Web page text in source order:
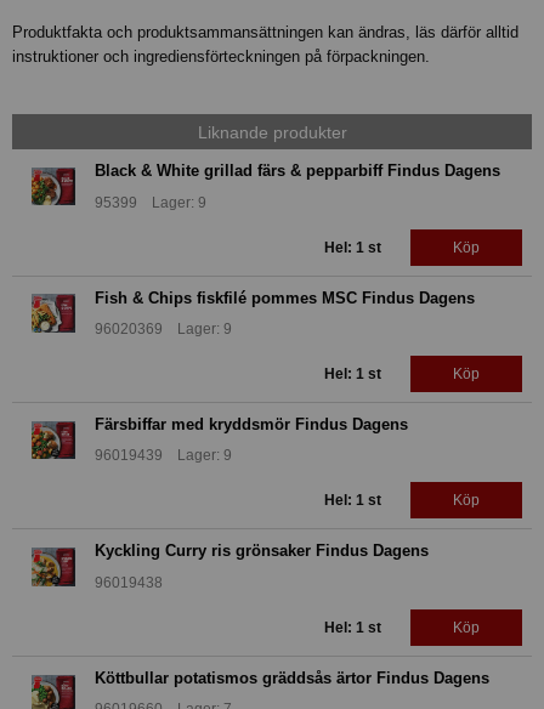
Produktfakta och produktsammansättningen kan ändras, läs därför alltid
instruktioner och ingrediensförteckningen på förpackningen.
Liknande produkter
Black & White grillad färs & pepparbiff Findus Dagens
95399 Lager: 9
Hel: 1 st Köp
Fish & Chips fiskfilé pommes MSC Findus Dagens
96020369 Lager: 9
Hel: 1 st Köp
Färsbiffar med kryddsmör Findus Dagens
96019439 Lager: 9
Hel: 1 st Köp
Kyckling Curry ris grönsaker Findus Dagens
96019438
Hel: 1 st Köp
Köttbullar potatismos gräddsås ärtor Findus Dagens